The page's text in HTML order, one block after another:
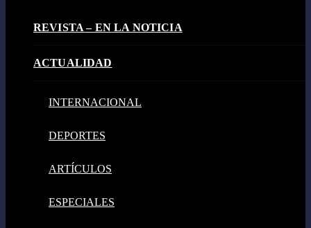
REVISTA – EN LA NOTICIA
ACTUALIDAD
INTERNACIONAL
DEPORTES
ARTÍCULOS
ESPECIALES